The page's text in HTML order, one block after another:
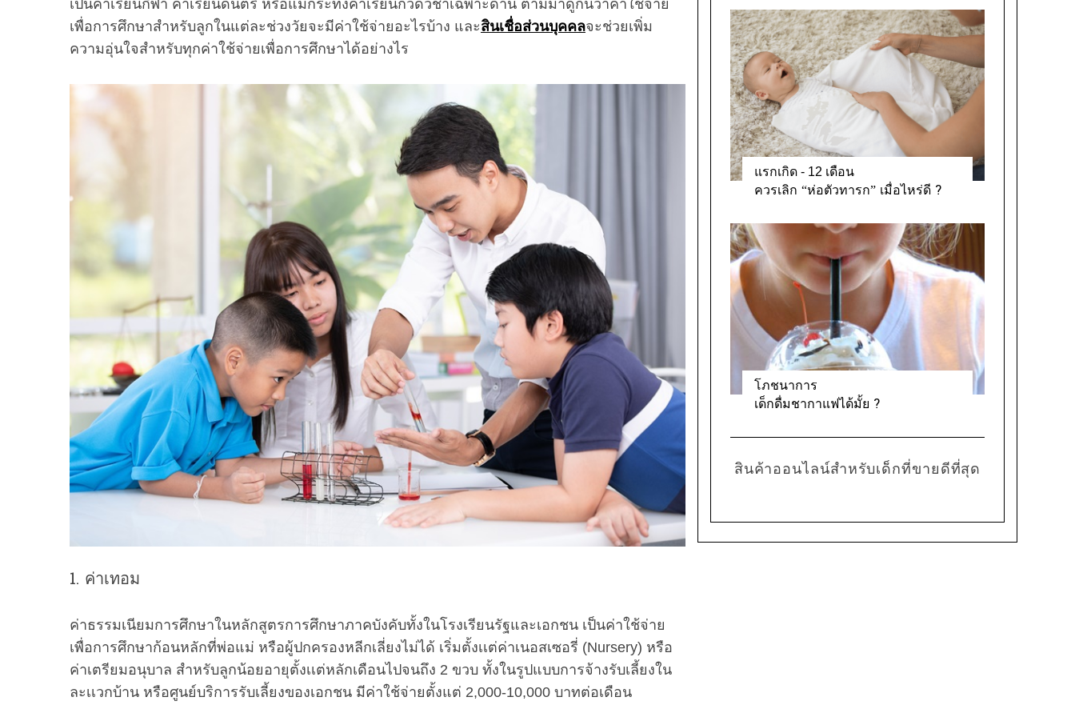
เป็นค่าเรียนกีฬา ค่าเรียนดนตรี หรือแม้กระทั่งค่าเรียนกวดวิชาเฉพาะด้าน ตามมาดูกันว่าค่าใช้จ่าย
เพื่อการศึกษาสำหรับลูกในแต่ละช่วงวัยจะมีค่าใช้จ่ายอะไรบ้าง และสินเชื่อส่วนบุคคลจะช่วยเพิ่ม
ความอุ่นใจสำหรับทุกค่าใช้จ่ายเพื่อการศึกษาได้อย่างไร
1. ค่าเทอม
ค่าธรรมเนียมการศึกษาในหลักสูตรการศึกษาภาคบังคับทั้งในโรงเรียนรัฐและเอกชน เป็นค่าใช้จ่าย
เพื่อการศึกษาก้อนหลักที่พ่อแม่ หรือผู้ปกครองหลีกเลี่ยงไม่ได้ เริ่มตั้งเเต่ค่าเนอสเซอรี่ (Nursery) หรือ
ค่าเตรียมอนุบาล สำหรับลูกน้อยอายุตั้งเเต่หลักเดือนไปจนถึง 2 ขวบ ทั้งในรูปแบบการจ้างรับเลี้ยงใน
ละเเวกบ้าน หรือศูนย์บริการรับเลี้ยงของเอกชน มีค่าใช้จ่ายตั้งแต่ 2,000-10,000 บาทต่อเดือน
แรกเกิด - 12 เดือน
ควรเลิก “ห่อตัวทารก” เมื่อไหร่ดี ?
โภชนาการ
เด็กดื่มชากาแฟได้มั้ย ?
สินค้าออนไลน์สำหรับเด็กที่ขายดีที่สุด
S
e
a
r
f